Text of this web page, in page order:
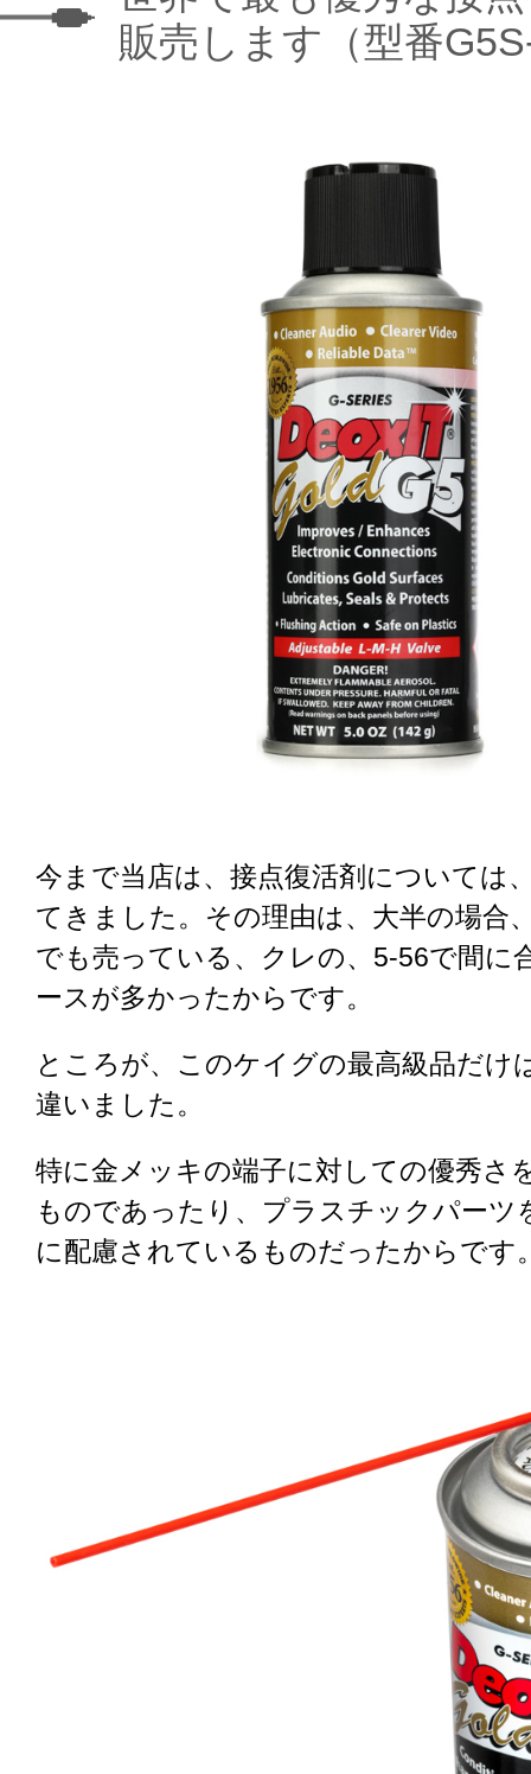
販売します（型番
今まで当店は、接点復活剤については
てきました。その理由は、大半の場合
でも売っている、クレの、5-56で間に
ースが多かったからです。
ところが、このケイグの最高級品だけ
違いました。
特に金メッキの端子に対しての優秀さ
ものであったり、プラスチックパーツ
に配慮されているものだったからです